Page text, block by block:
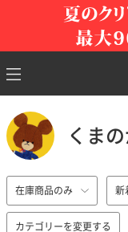
くま
在庫商品のみ 新
カテゴリーを変更する